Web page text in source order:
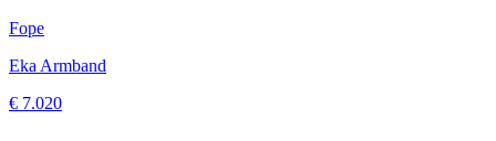
Fope
Eka Armband
€ 7.020